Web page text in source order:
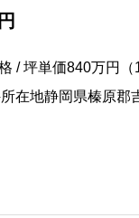
/ 坪単価840万円
在地静岡県榛原郡